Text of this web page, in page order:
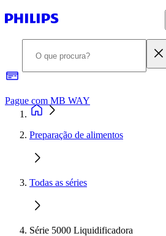
Pague com MB WAY
Preparação de alimentos
Todas as séries
Série 5000 Liquidificadora